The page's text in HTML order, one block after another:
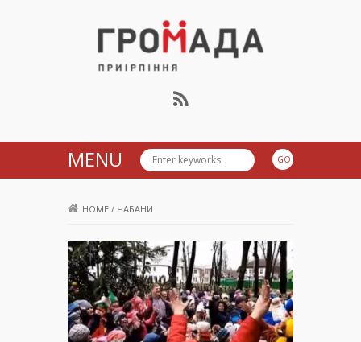
Громада Приірпіння
MENU
HOME / ЧАБАНИ